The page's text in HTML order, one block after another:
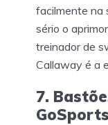
facilmente na
sério o
treinador de
Callaway é a
7.
GoSports